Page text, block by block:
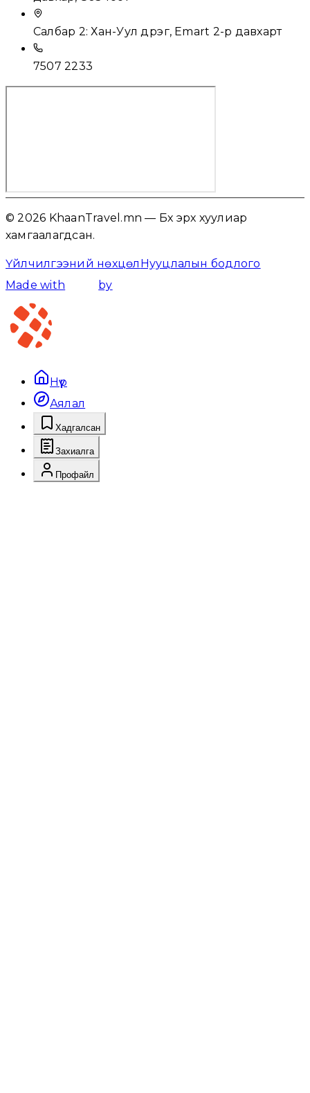
Салбар 2: Хан-Уул дүүрэг, Emart 2-р давхарт
7507 2233
© 2026 KhaanTravel.mn — Бүх эрх хуулиар
хамгаалагдсан.
Үйлчилгээний нөхцөл Нууцлалын бодлого
Made with
by
Нүүр
Аялал
Хадгалсан
Захиалга
Профайл